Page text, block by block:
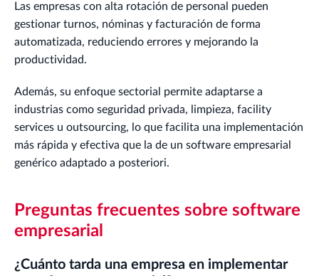
Las empresas con alta rotación de personal pueden
gestionar turnos, nóminas y facturación de forma
automatizada, reduciendo errores y mejorando la
productividad.
Además, su enfoque sectorial permite adaptarse a
industrias como seguridad privada, limpieza, facility
services u outsourcing, lo que facilita una implementación
más rápida y efectiva que la de un software empresarial
genérico adaptado a posteriori.
Preguntas frecuentes sobre software
empresarial
¿Cuánto tarda una empresa en implementar